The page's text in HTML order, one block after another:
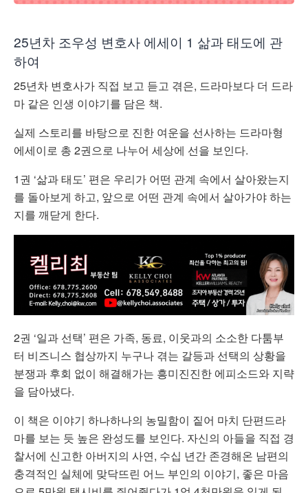
25년차 조우성 변호사 에세이 1 삶과 태도에 관
하여
25년차 변호사가 직접 보고 듣고 겪은, 드라마보다 더 드라
마 같은 인생 이야기를 담은 책.
실제 스토리를 바탕으로 진한 여운을 선사하는 드라마형
에세이로 총 2권으로 나누어 세상에 선을 보인다.
1권 ‘삶과 태도’ 편은 우리가 어떤 관계 속에서 살아왔는지
를 돌아보게 하고, 앞으로 어떤 관계 속에서 살아가야 하는
지를 깨닫게 한다.
2권 ‘일과 선택’ 편은 가족, 동료, 이웃과의 소소한 다툼부
터 비즈니스 협상까지 누구나 겪는 갈등과 선택의 상황을
분쟁과 후회 없이 해결해가는 흥미진진한 에피소드와 지략
을 담아냈다.
이 책은 이야기 하나하나의 농밀함이 짙어 마치 단편드라
마를 보는 듯 높은 완성도를 보인다. 자신의 아들을 직접 경
찰서에 신고한 아버지의 사연, 수십 년간 존경해온 남편의
충격적인 실체에 맞닥뜨린 어느 부인의 이야기, 좋은 마음